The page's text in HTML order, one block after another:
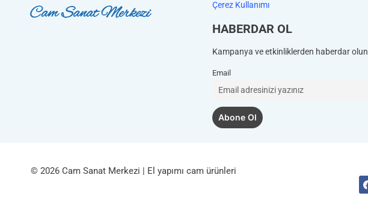
Çerez Kullanımı
HABERDAR OL
Kampanya ve etkinliklerden haberdar olun
Email
© 2026 Cam Sanat Merkezi | El yapımı cam ürünleri